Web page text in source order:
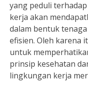
yang peduli
kerja akan
dalam bentuk
efisien. Oleh karena
untuk
prinsip kesehatan
lingkungan kerja